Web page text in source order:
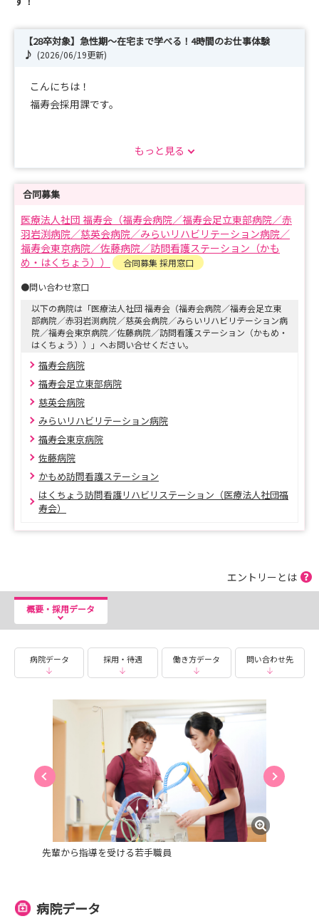
【28卒対象】急性期～在宅まで学べる！4時間のお仕事体験
♪ (2026/06/19更新)
こんにちは！
福寿会採用課です。
い医療・介護サービスを提供しています。
実際の病院の雰囲気や看護師の働く姿を知ることができる
【4時間のお仕事体験】を開催します！
【会場】
【プログラム内容】
・病棟見学
・看護体験
・先輩看護師との交流
・病院食体験
【開催日】
7/21～9/30の毎週火～金曜日
※祝日を除く
【時間】
10:00～14:00（予定）
★交通費片道支給（1都3県以外の学校対象／その他規定
あり）
〇 地域包括ケアについて学びたい
〇 病院の雰囲気や人間関係を知りたい
〇 将来のキャリアを考えるヒントを得たい
急性期から在宅まで同じ法人の中で学ぶことができ、幅広
い看護を実践できる環境に魅力を感じました。
実際の病棟の雰囲気や職場の人間関係を直接感じることが
でき、参加して良かったです。
もっと見る
合同募集
医療法人社団 福寿会（福寿会病院／福寿会足立東部病院／赤
羽岩渕病院／慈英会病院／みらいリハビリテーション病院／
福寿会東京病院／佐藤病院／訪問看護ステーション（かも
め・はくちょう））
合同募集 採用窓口
●問い合わせ窓口
以下の病院は「医療法人社団 福寿会（福寿会病院／福寿会足立東
部病院／赤羽岩渕病院／慈英会病院／みらいリハビリテーション病
院／福寿会東京病院／佐藤病院／訪問看護ステーション（かもめ・
はくちょう））」へお問い合せください。
福寿会病院
福寿会足立東部病院
慈英会病院
みらいリハビリテーション病院
福寿会東京病院
佐藤病院
かもめ訪問看護ステーション
はくちょう訪問看護リハビリステーション（医療法人社団福
寿会）
エントリーとは
概要・採用データ
病院データ 採用・待遇 働き方データ 問い合わせ先
先輩から指導を受ける若手職員
病院データ